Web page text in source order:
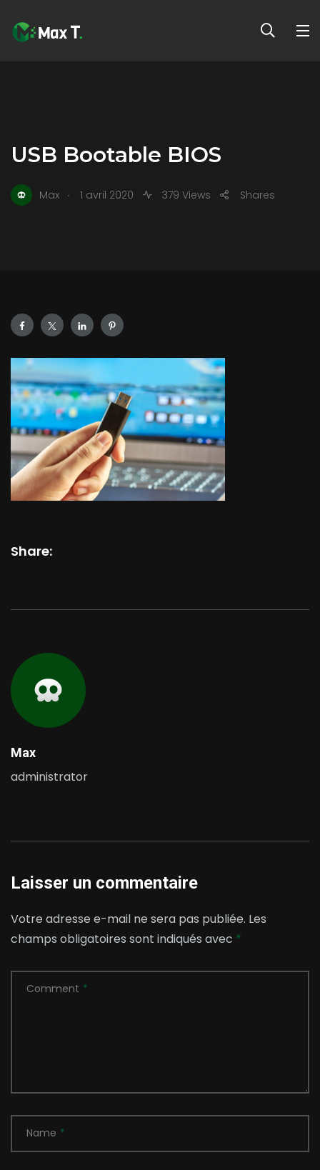
USB Bootable BIOS
Max . 1 avril 2020 379 Views Shares
Share:
Max
administrator
Laisser un commentaire
Votre adresse e-mail ne sera pas publiée. Les
champs obligatoires sont indiqués avec *
Comment *
Name *